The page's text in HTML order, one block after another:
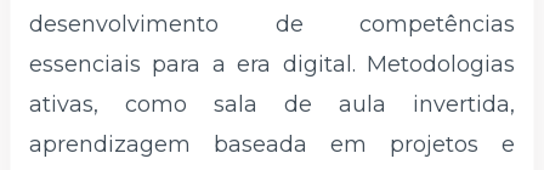
desenvolvimento de competências
essenciais para a era digital. Metodologias
ativas, como sala de aula invertida,
aprendizagem baseada em projetos e